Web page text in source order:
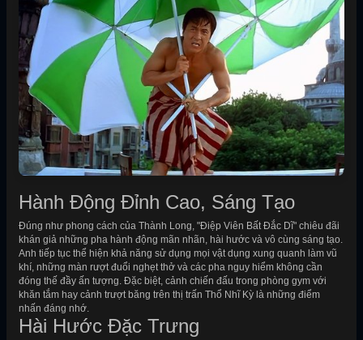
Hành Động Đỉnh Cao, Sáng Tạo
Đúng như phong cách của Thành Long, "Điệp Viên Bất Đắc Dĩ" chiêu đãi
khán giả những pha hành động mãn nhãn, hài hước và vô cùng sáng tạo.
Anh tiếp tục thể hiện khả năng sử dụng mọi vật dụng xung quanh làm vũ
khí, những màn rượt đuổi nghẹt thở và các pha nguy hiểm không cần
đóng thế đầy ấn tượng. Đặc biệt, cảnh chiến đấu trong phòng gym với
khăn tắm hay cảnh trượt băng trên thị trấn Thổ Nhĩ Kỳ là những điểm
nhấn đáng nhớ.
Hài Hước Đặc Trưng